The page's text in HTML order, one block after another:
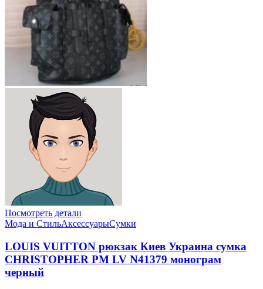
Посмотреть детали
Мода и СтильАксессуарыСумки
LOUIS VUITTON рюкзак Киев Украина сумка
CHRISTOPHER PM LV N41379 монограм
черный